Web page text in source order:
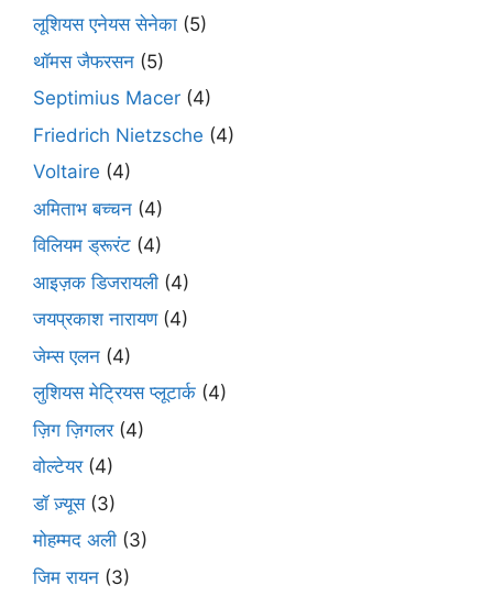
लूशियस एनेयस सेनेका (5)
थॉमस जैफरसन (5)
Septimius Macer (4)
Friedrich Nietzsche (4)
Voltaire (4)
अमिताभ बच्चन (4)
विलियम ड्रूरंट (4)
आइज़क डिजरायली (4)
जयप्रकाश नारायण(4)
जेम्स एलन (4)
लुशियस मेट्रियस प्लूटार्क (4)
ज़िग ज़िगलर(4)
वोल्टेयर(4)
डॉ ज़्यूस(3)
मोहम्मद अली (3)
जिम रायन (3)